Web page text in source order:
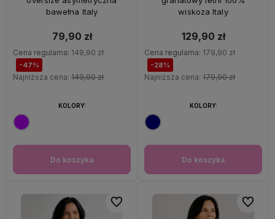
bawełna Italy
79,90 zł
Cena regularna: 149,90 zł
-47%
Najniższa cena: 149,90 zł
Do koszyka
KOLORY:
wiskoza Italy
129,90 zł
Cena regularna: 179,90 zł
-28%
Najniższa cena: 179,90 zł
Do koszyka
KOLORY:
Do ulubionych Do